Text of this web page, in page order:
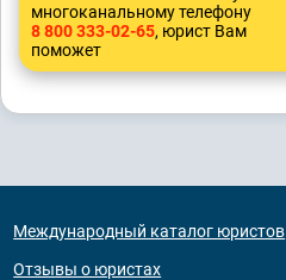
многоканальному телефону
8 800 333-02-65, юрист Вам
поможет
Международный каталог юристов
Отзывы о юристах